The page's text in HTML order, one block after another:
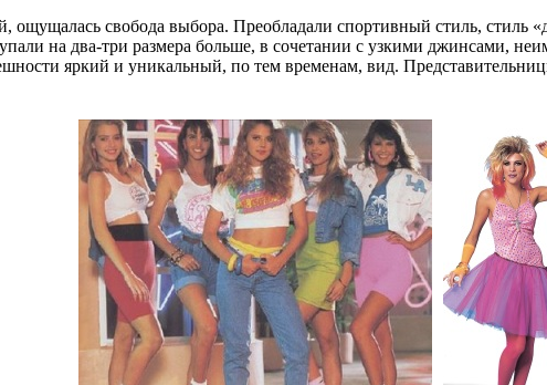
ощущалась свобода выбора. Преобладали спортивный стиль,
на два-три размера больше, в сочетании с узкими джинсами,
яркий и уникальный, по тем временам, вид.